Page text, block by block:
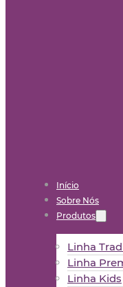
Início
Sobre Nós
Produtos
Linha
Linha
Linha Kids